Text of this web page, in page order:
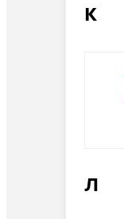
К
Л